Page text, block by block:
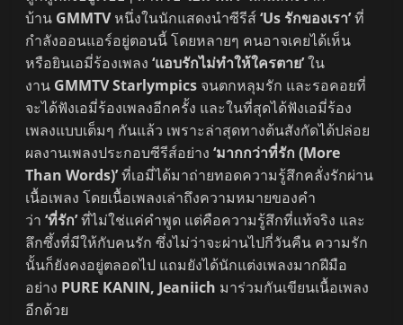
บ้าน GMMTVหนึ่งในนักแสดงนำซีรีส์‘Us รักของเรา’ที่
กำลังออนแอร์อยู่ตอนนี้ โดยหลายๆ คนอาจเคยได้เห็น
หรือยินเอมี่ร้องเพลง‘แอบรักไม่ทำให้ใครตาย’ใน
งาน GMMTV Starlympics จนตกหลุมรัก และรอคอยที่
จะได้ฟังเอมี่ร้องเพลงอีกครั้ง และในที่สุดได้ฟังเอมี่ร้อง
เพลงแบบเต็มๆ กันแล้ว เพราะล่าสุดทางต้นสังกัดได้ปล่อย
ผลงานเพลงประกอบซีรีส์อย่าง‘มากกว่าที่รัก (More
Than Words)’ที่เอมี่ได้มาถ่ายทอดความรู้สึกคลั่งรักผ่าน
เนื้อเพลง โดยเนื้อเพลงเล่าถึงความหมายของคำ
ว่า‘ที่รัก’ที่ไม่ใช่แค่คำพูด แต่คือความรู้สึกที่แท้จริง และ
ลึกซึ้งที่มีให้กับคนรัก ซึ่งไม่ว่าจะผ่านไปกี่วันคืน ความรัก
นั้นก็ยังคงอยู่ตลอดไป แถมยังได้นักแต่งเพลงมากฝีมือ
อย่าง PURE KANIN, Jeaniich มาร่วมกันเขียนเนื้อเพลง
อีกด้วย